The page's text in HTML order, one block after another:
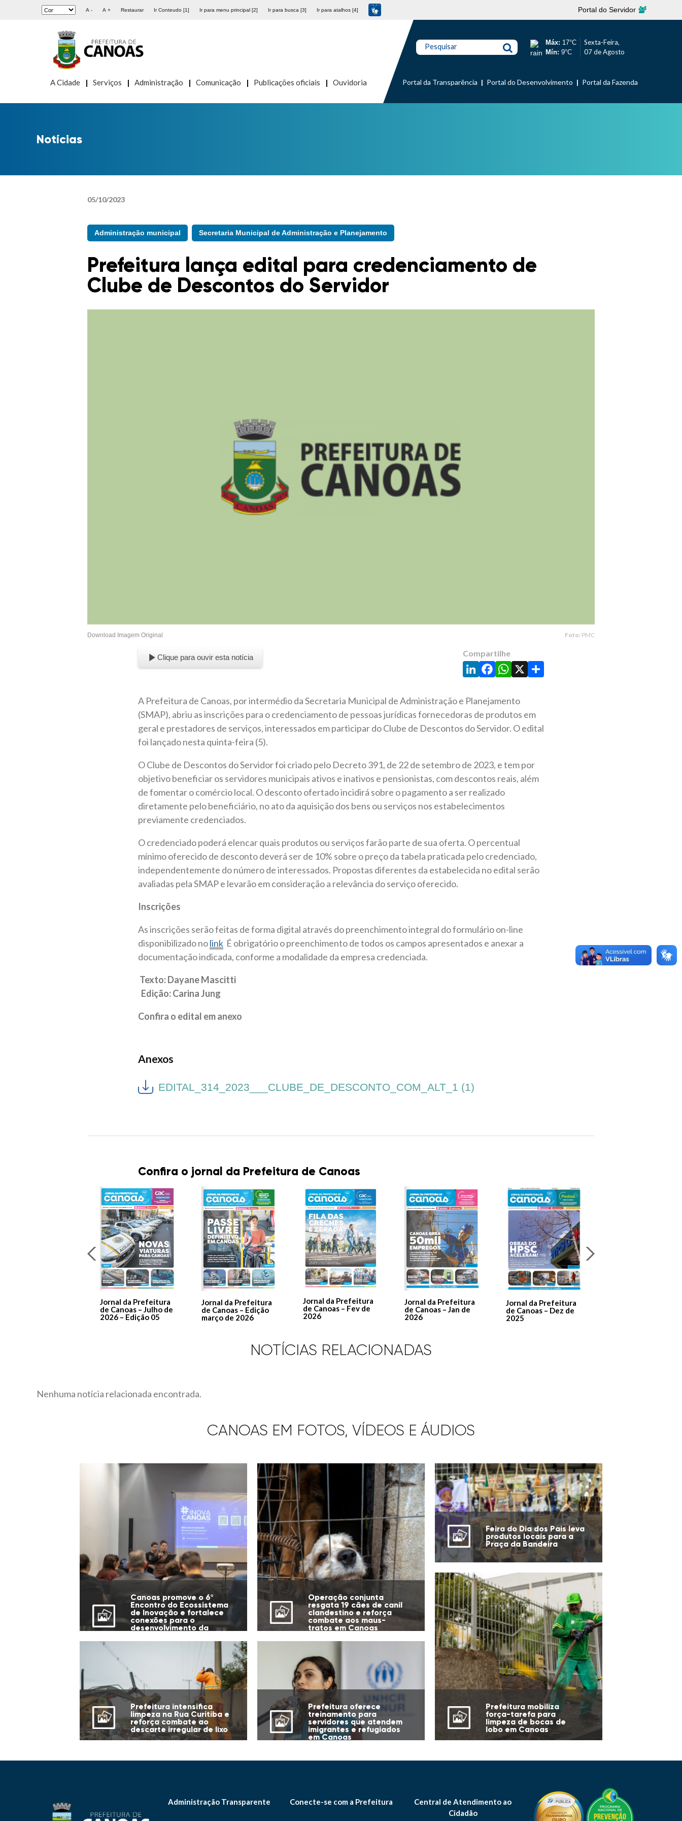
A - A + Restaurar Ir Conteudo [1] Ir para menu principal [2] Ir para busca [3] Ir para atalhos [4] Portal do Servidor
A Cidade Serviços Administração Comunicação Publicações oficiais Ouvidoria
Pesquisar Máx: 17°C
Mín: 9°C
Sexta-Feira,
07 de Agosto
Portal da Transparência Portal do Desenvolvimento Portal da Fazenda
Notícias
05/10/2023
Administração municipal Secretaria Municipal de Administração e Planejamento
Prefeitura lança edital para credenciamento de
Clube de Descontos do Servidor
Download Imagem Original Foto: PMC
Clique para ouvir esta notícia Compartilhe
LinkedIn
Facebook
WhatsApp
X Share
A Prefeitura de Canoas, por intermédio da Secretaria Municipal de Administração e Planejamento
(SMAP), abriu as inscrições para o credenciamento de pessoas jurídicas fornecedoras de produtos em
geral e prestadores de serviços, interessados em participar do Clube de Descontos do Servidor. O edital
foi lançado nesta quinta-feira (5).
O Clube de Descontos do Servidor foi criado pelo Decreto 391, de 22 de setembro de 2023, e tem por
objetivo beneficiar os servidores municipais ativos e inativos e pensionistas, com descontos reais, além
de fomentar o comércio local. O desconto ofertado incidirá sobre o pagamento a ser realizado
diretamente pelo beneficiário, no ato da aquisição dos bens ou serviços nos estabelecimentos
previamente credenciados.
O credenciado poderá elencar quais produtos ou serviços farão parte de sua oferta. O percentual
mínimo oferecido de desconto deverá ser de 10% sobre o preço da tabela praticada pelo credenciado,
independentemente do número de interessados. Propostas diferentes da estabelecida no edital serão
avaliadas pela SMAP e levarão em consideração a relevância do serviço oferecido.
Inscrições
As inscrições serão feitas de forma digital através do preenchimento integral do formulário on-line
disponibilizado nolink É obrigatório o preenchimento de todos os campos apresentados e anexar a
documentação indicada, conforme a modalidade da empresa credenciada.
Texto: Dayane Mascitti
Edição: Carina Jung
Confira o edital em anexo
Anexos
EDITAL_314_2023___CLUBE_DE_DESCONTO_COM_ALT_1 (1)
Confira o jornal da Prefeitura de Canoas
Jornal da Prefeitura
de Canoas – Julho de
2026 – Edição 05
Jornal da Prefeitura
de Canoas – Edição
março de 2026
Jornal da Prefeitura
de Canoas – Fev de
2026
Jornal da Prefeitura
de Canoas – Jan de
2026
Jornal da Prefeitura
de Canoas – Dez de
2025
NOTÍCIAS RELACIONADAS
Nenhuma notícia relacionada encontrada.
CANOAS EM FOTOS, VÍDEOS E ÁUDIOS
Canoas promove o 6º
Encontro do Ecossistema
de Inovação e fortalece
conexões para o
desenvolvimento da
Operação conjunta
resgata 19 cães de canil
clandestino e reforça
combate aos maus-
tratos em Canoas
Feira do Dia dos Pais leva
produtos locais para a
Praça da Bandeira
Prefeitura intensifica
limpeza na Rua Curitiba e
reforça combate ao
descarte irregular de lixo
Prefeitura oferece
treinamento para
servidores que atendem
imigrantes e refugiados
em Canoas
Prefeitura mobiliza
força-tarefa para
limpeza de bocas de
lobo em Canoas
Administração Transparente Conecte-se com a Prefeitura
Central de Atendimento ao
Cidadão